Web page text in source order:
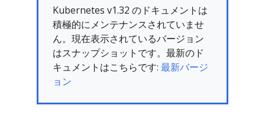
Kubernetes v1.32 のドキュメントは
積極的にメンテナンスされていませ
ん。現在表示されているバージョン
はスナップショットです。最新のド
キュメントはこちらです: 最新バージ
ョン